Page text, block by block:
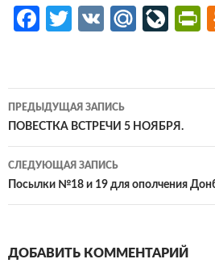
Fa
o
o
k
T
er
V
M
u
Li
o
ur
n
n
y
Навигация
по
записям
ПРЕДЫДУЩАЯ ЗАПИСЬ
ПОВЕСТКА ВСТРЕЧИ 5 НОЯБРЯ.
СЛЕДУЮЩАЯ ЗАПИСЬ
Посылки №18 и 19 для ополчения
ДОБАВИТЬ КОММЕНТАРИЙ